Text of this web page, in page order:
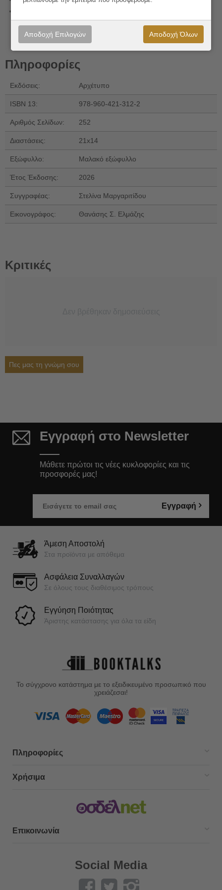
Πληροφορίες
Εκδόσεις: Αρχέτυπο
ISBN 13: 978-960-421-312-2
Αριθμός Σελίδων: 252
Διαστάσεις: 21x14
Εξώφυλλο: Μαλακό εξώφυλλο
Έτος Έκδοσης: 2026
Συγγραφέας: Στελίνα Μαργαριτίδου
Εικονογράφος: Θανάσης Σ. Ελμάζης
Κριτικές
Πες μας τη γνώμη σου
Εγγραφή στο Newsletter
Μάθετε πρώτοι τις νέες κυκλοφορίες και τις
προσφορές μας!
Εγγραφή
Άμεση Αποστολή
Στα προϊόντα με απόθεμα
Ασφάλεια Συναλλαγών
Σε όλους τους διαθέσιμος τρόπους
Εγγύηση Ποιότητας
Άριστης κατάστασης για όλα τα είδη
Το σύγχρονο κατάστημα με το εξειδικευμένο προσωπικό που
χρειάζεσαι!
Πληροφορίες
Χρήσιμα
Επικοινωνία
Social Media
Αποδοχή Επιλογών Αποδοχή Όλων